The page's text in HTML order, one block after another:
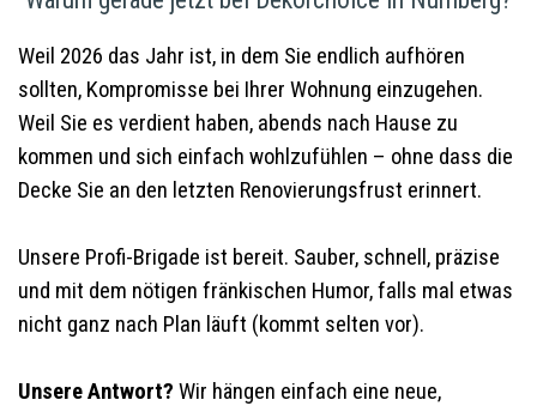
Weil 2026 das Jahr ist, in dem Sie endlich aufhören
sollten, Kompromisse bei Ihrer Wohnung einzugehen.
Weil Sie es verdient haben, abends nach Hause zu
kommen und sich einfach wohlzufühlen – ohne dass die
Decke Sie an den letzten Renovierungsfrust erinnert.
Unsere Profi-Brigade ist bereit. Sauber, schnell, präzise
und mit dem nötigen fränkischen Humor, falls mal etwas
nicht ganz nach Plan läuft (kommt selten vor).
Unsere Antwort? Wir hängen einfach eine neue,